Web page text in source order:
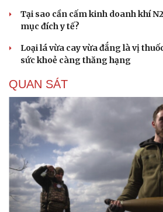
Tại sao cần cấm kinh doanh khí
mục đích y tế?
Loại lá vừa cay vừa đắng là vị
sức khoẻ càng thăng hạng
QUAN SÁT